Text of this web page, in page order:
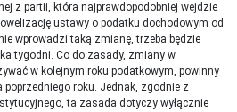
z partii, która najprawdopodobniej wejdzie
ustawy o podatku dochodowym od
wprowadzi taką zmianę, trzeba będzie
tygodni. Co do zasady, zmiany w
w kolejnym roku podatkowym, powinny
poprzedniego roku. Jednak, zgodnie z
ta zasada dotyczy wyłącznie